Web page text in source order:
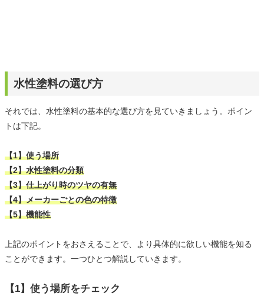
水性塗料の選び方
それでは、水性塗料の基本的な選び方を見ていきましょう。ポイン
トは下記。
【1】使う場所
【2】水性塗料の分類
【3】仕上がり時のツヤの有無
【4】メーカーごとの色の特徴
【5】機能性
上記のポイントをおさえることで、より具体的に欲しい機能を知る
ことができます。一つひとつ解説していきます。
【1】使う場所をチェック